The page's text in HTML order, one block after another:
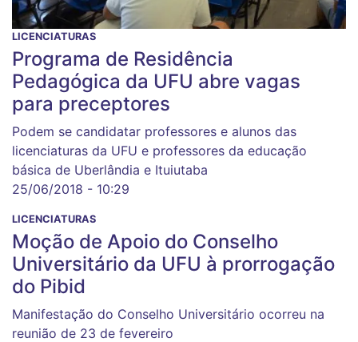
LICENCIATURAS
Programa de Residência
Pedagógica da UFU abre vagas
para preceptores
Podem se candidatar professores e alunos das
licenciaturas da UFU e professores da educação
básica de Uberlândia e Ituiutaba
25/06/2018 - 10:29
LICENCIATURAS
Moção de Apoio do Conselho
Universitário da UFU à prorrogação
do Pibid
Manifestação do Conselho Universitário ocorreu na
reunião de 23 de fevereiro